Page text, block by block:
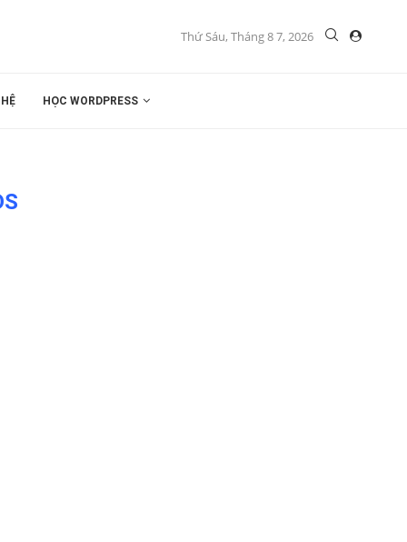
Thứ Sáu, Tháng 8 7, 2026
HỌC WORDPRESS